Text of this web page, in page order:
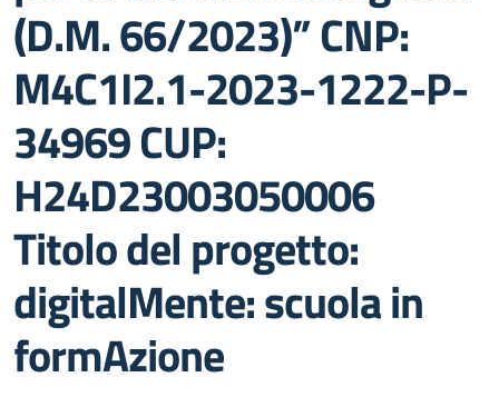
(D.M. 66/2023)” CNP:
M4C1I2.1-2023-1222-P-
34969 CUP:
H24D23003050006
Titolo del progetto:
digitalMente: scuola in
formAzione